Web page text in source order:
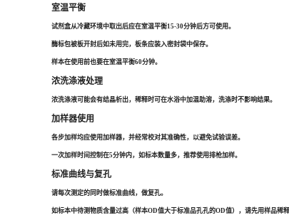
室温平衡
试剂盒从冷藏环境中取出后应在室温平衡15-30分钟后方可使用。
酶标包被板开封后如未用完，板条应装入密封袋中保存。
样本在使用前也要在室温平衡60分钟。
浓洗涤液处理
浓洗涤液可能会有结晶析出，稀释时可在水浴中加温助溶，洗涤时不影响结果。
加样器使用
各步加样均应使用加样器，并经常校对其准确性，以避免试验误差。
一次加样时间控制在5分钟内，如标本数量多，推荐使用排枪加样。
标准曲线与复孔
请每次测定的同时做标准曲线，做复孔。
如标本中待测物质含量过高（样本OD值大于标准品孔孔的OD值），请先用样品稀